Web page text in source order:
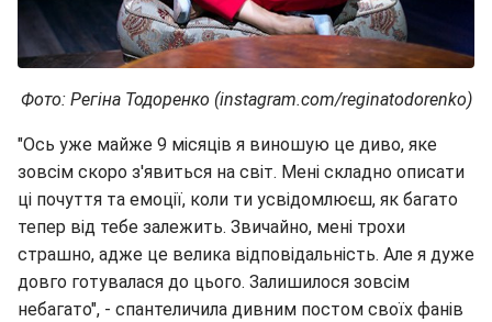
Фото: Регіна Тодоренко (instagram.com/reginatodorenko)
"Ось уже майже 9 місяців я виношую це диво, яке
зовсім скоро з'явиться на світ. Мені складно описати
ці почуття та емоції, коли ти усвідомлюєш, як багато
тепер від тебе залежить. Звичайно, мені трохи
страшно, адже це велика відповідальність. Але я дуже
довго готувалася до цього. Залишилося зовсім
небагато", - спантеличила дивним постом своїх фанів